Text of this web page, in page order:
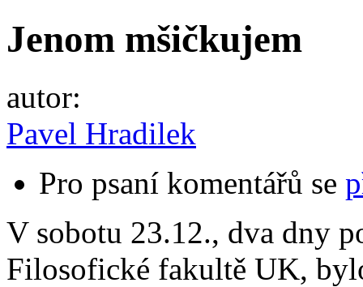
Jenom mšičkujem
autor:
Pavel Hradilek
Pro psaní komentářů se
V sobotu 23.12., dva dny
Filosofické fakultě UK,